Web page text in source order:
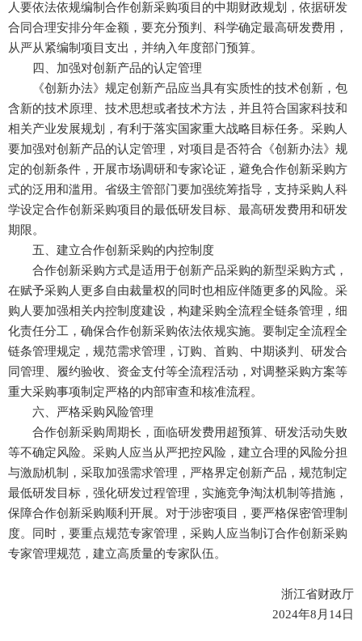
人要依法依规编制合作创新采购项目的中期财政规划，依据研发
合同合理安排分年金额，要充分预判、科学确定最高研发费用，
从严从紧编制项目支出，并纳入年度部门预算。
四、加强对创新产品的认定管理
《创新办法》规定创新产品应当具有实质性的技术创新，包
含新的技术原理、技术思想或者技术方法，并且符合国家科技和
相关产业发展规划，有利于落实国家重大战略目标任务。采购人
要加强对创新产品的认定管理，对项目是否符合《创新办法》规
定的创新条件，开展市场调研和专家论证，避免合作创新采购方
式的泛用和滥用。省级主管部门要加强统筹指导，支持采购人科
学设定合作创新采购项目的最低研发目标、最高研发费用和研发
期限。
五、建立合作创新采购的内控制度
合作创新采购方式是适用于创新产品采购的新型采购方式，
在赋予采购人更多自由裁量权的同时也相应伴随更多的风险。采
购人要加强相关内控制度建设，构建采购全流程全链条管理，细
化责任分工，确保合作创新采购依法依规实施。要制定全流程全
链条管理规定，规范需求管理，订购、首购、中期谈判、研发合
同管理、履约验收、资金支付等全流程活动，对调整采购方案等
重大采购事项制定严格的内部审查和核准流程。
六、严格采购风险管理
合作创新采购周期长，面临研发费用超预算、研发活动失败
等不确定风险。采购人应当从严把控风险，建立合理的风险分担
与激励机制，采取加强需求管理，严格界定创新产品，规范制定
最低研发目标，强化研发过程管理，实施竞争淘汰机制等措施，
保障合作创新采购顺利开展。对于涉密项目，要严格保密管理制
度。同时，要重点规范专家管理，采购人应当制订合作创新采购
专家管理规范，建立高质量的专家队伍。
浙江省财政厅
2024年8月14日